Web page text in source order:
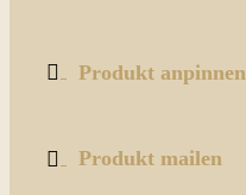
Produkt anpinnen
Produkt mailen